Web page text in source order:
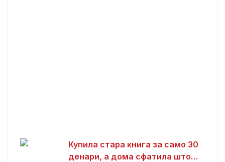
Купила стара книга за само 30
денари, а дома сфатила што